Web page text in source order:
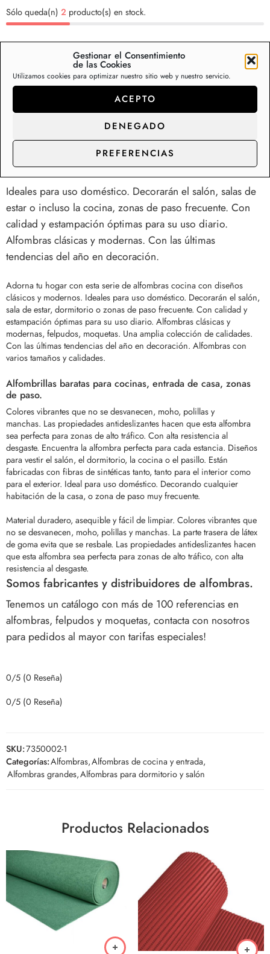
Gestionar el Consentimiento
de las Cookies
Utilizamos cookies para optimizar nuestro sitio web y nuestro servicio.
ACEPTO
DENEGADO
PREFERENCIAS
Sólo queda(n) 2 producto(s) en stock.
AÑADIR AL CARRITO CÓMPRALO YA
Información adicional
Alfombras para salas de estar, entrada, cocina…
Ideales para uso doméstico. Decorarán el salón, salas de
estar o incluso la cocina, zonas de paso frecuente. Con
calidad y estampación óptimas para su uso diario.
Alfombras clásicas y modernas. Con las últimas
tendencias del año en decoración.
Adorna tu hogar con esta serie de alfombras cocina con diseños
clásicos y modernos. Ideales para uso doméstico. Decorarán el salón,
sala de estar, dormitorio o zonas de paso frecuente. Con calidad y
estampación óptimas para su uso diario. Alfombras clásicas y
modernas, felpudos, moquetas. Una amplia colección de calidades.
Con las últimas tendencias del año en decoración. Alfombras con
varios tamaños y calidades.
Alfombrillas baratas para cocinas, entrada de casa, zonas
de paso.
Colores vibrantes que no se desvanecen, moho, polillas y
manchas. Las propiedades antideslizantes hacen que esta alfombra
sea perfecta para zonas de alto tráfico. Con alta resistencia al
desgaste. Encuentra la alfombra perfecta para cada estancia. Diseños
para vestir el salón, el dormitorio, la cocina o el pasillo. Están
fabricadas con fibras de sintéticas tanto, tanto para el interior como
para el exterior. Ideal para uso doméstico. Decorando cualquier
habitación de la casa, o zona de paso muy frecuente.
Material duradero, asequible y fácil de limpiar. Colores vibrantes que
no se desvanecen, moho, polillas y manchas. La parte trasera de látex
de goma evita que se resbale. Las propiedades antideslizantes hacen
que esta alfombra sea perfecta para zonas de alto tráfico, con alta
resistencia al desgaste.
Somos fabricantes y distribuidores de alfombras.
Tenemos un catálogo con más de 100 referencias en
alfombras, felpudos y moquetas, contacta con nosotros
para pedidos al mayor con tarifas especiales!
0/5 (0 Reseña)
0/5 (0 Reseña)
SKU:7350002-1
Categorías:Alfombras,Alfombras de cocina y entrada,
Alfombras grandes,Alfombras para dormitorio y salón
Productos Relacionados